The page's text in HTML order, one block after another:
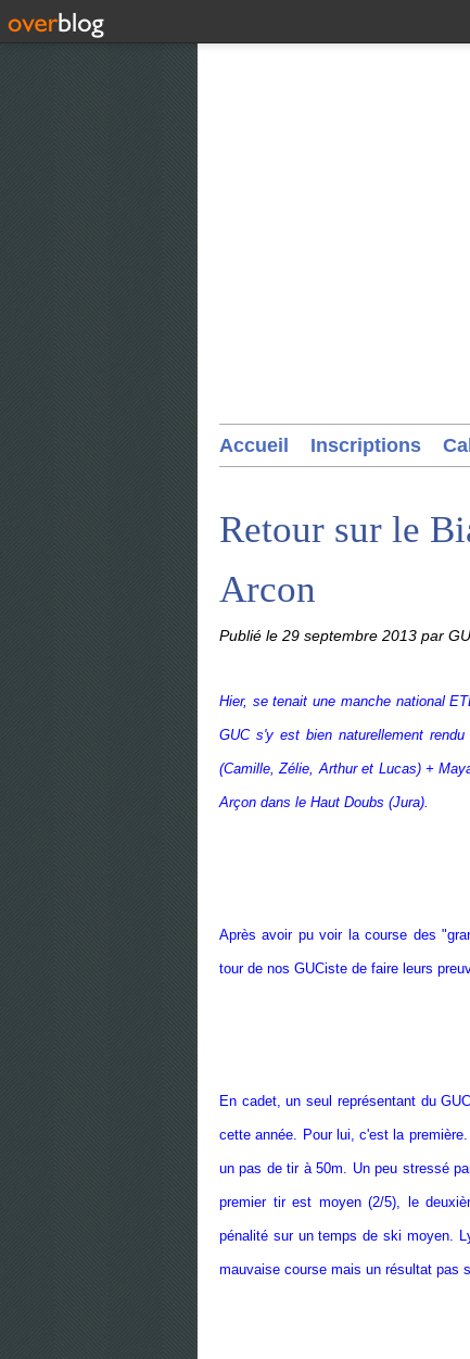
Accueil Inscriptions
Retour sur le
Arcon
Publié le 29 septembre 2013 par
Hier, se tenait une manche national
GUC s'y est bien naturellement
(Camille, Zélie, Arthur et Lucas) +
Arçon dans le Haut Doubs (Jura).
Après avoir pu voir la course des
tour de nos GUCiste de faire leurs
En cadet, un seul représentant du
cette année. Pour lui, c'est la
un pas de tir à 50m. Un peu stressé
premier tir est moyen (2/5), le
pénalité sur un temps de ski moyen.
mauvaise course mais un résultat pas